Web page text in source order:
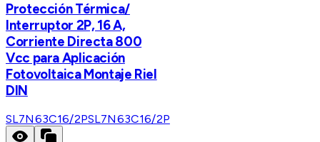
Protección Térmica/
Interruptor 2P, 16 A,
Corriente Directa 800
Vcc para Aplicación
Fotovoltaica Montaje Riel
DIN
SL7N63C16/2PSL7N63C16/2P